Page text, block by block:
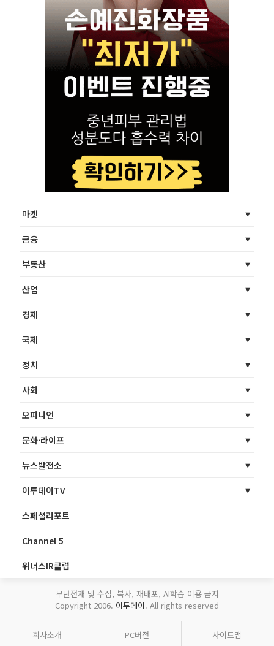
마켓
금융
부동산
산업
경제
국제
정치
사회
오피니언
문화·라이프
뉴스발전소
이투데이TV
스페셜리포트
Channel 5
위너스IR클럽
무단전재 및 수집, 복사, 재배포, AI학습 이용 금지
Copyright 2006. 이투데이. All rights reserved
회사소개 PC버전 사이트맵